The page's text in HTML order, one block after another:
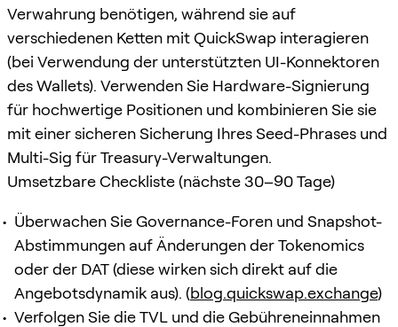
Verwahrung benötigen, während sie auf
verschiedenen Ketten mit QuickSwap interagieren
(bei Verwendung der unterstützten UI-Konnektoren
des Wallets). Verwenden Sie Hardware-Signierung
für hochwertige Positionen und kombinieren Sie sie
mit einer sicheren Sicherung Ihres Seed-Phrases und
Multi-Sig für Treasury-Verwaltungen.
Umsetzbare Checkliste (nächste 30–90 Tage)
Überwachen Sie Governance-Foren und Snapshot-
Abstimmungen auf Änderungen der Tokenomics
oder der DAT (diese wirken sich direkt auf die
Angebotsdynamik aus). (blog.quickswap.exchange)
Verfolgen Sie die TVL und die Gebühreneinnahmen